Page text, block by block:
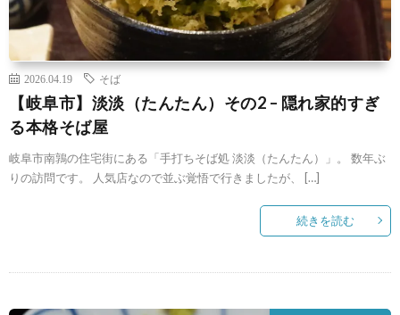
2026.04.19 そば
【岐阜市】淡淡（たんたん）その2 – 隠れ家的すぎ
る本格そば屋
岐阜市南鶉の住宅街にある「手打ちそば処 淡淡（たんたん）」。 数年ぶ
りの訪問です。 人気店なので並ぶ覚悟で行きましたが、 […]
続きを読む